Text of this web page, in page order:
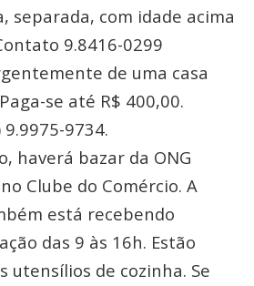
separada, com idade acima
9.8416-0299
de uma casa
se até R$ 400,00.
9734.
haverá bazar da ONG
Clube do Comércio. A
está recebendo
das 9 às 16h. Estão
utensílios de cozinha. Se